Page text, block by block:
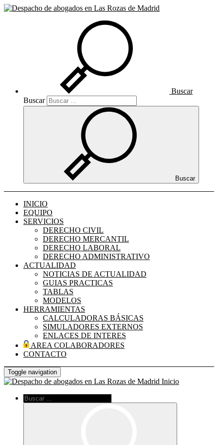
Buscar
Buscar
Buscar
INICIO
EQUIPO
SERVICIOS
DERECHO CIVIL
DERECHO MERCANTIL
DERECHO LABORAL
DERECHO ADMINISTRATIVO
ACTUALIDAD
NOTICIAS DE ACTUALIDAD
GUIAS PRACTICAS
TABLAS
MODELOS
HERRAMIENTAS
CALCULADORAS BÁSICAS
SIMULADORES EXTERNOS
ENLACES DE INTERES
AREA COLABORADORES
CONTACTO
Toggle navigation
Inicio